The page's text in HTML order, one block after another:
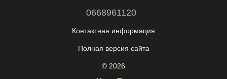
0668961120
Контактная информация
Полная версия сайта
© 2026